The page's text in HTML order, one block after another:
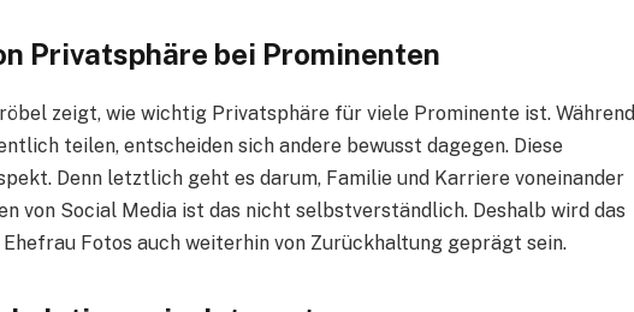
Privatsphäre bei Prominenten
zeigt, wie wichtig Privatsphäre für viele Prominente ist. Während
teilen, entscheiden sich andere bewusst dagegen. Diese
Denn letztlich geht es darum, Familie und Karriere voneinander
von Social Media ist das nicht selbstverständlich. Deshalb wird das
Fotos auch weiterhin von Zurückhaltung geprägt sein.